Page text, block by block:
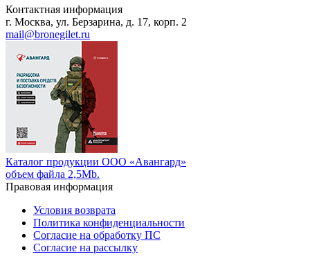
Контактная информация
г. Москва, ул. Берзарина, д. 17, корп. 2
mail@bronegilet.ru
Каталог продукции ООО «Авангард»
объем файла 2,5Mb.
Правовая информация
Условия возврата
Политика конфиденциальности
Согласие на обработку ПС
Согласие на рассылку